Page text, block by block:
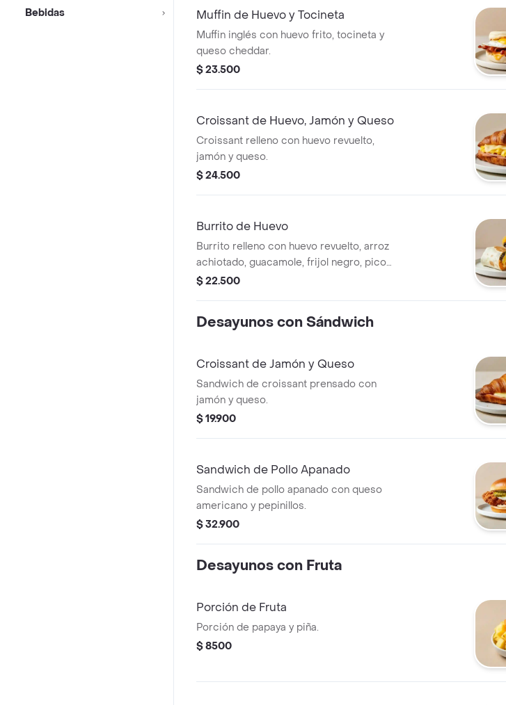
Bebidas Muffin de Huevo y Tocineta
Muffin inglés con huevo frito, tocineta y
queso cheddar.
$ 23.500
Croissant de Huevo, Jamón y Queso
Croissant relleno con huevo revuelto,
jamón y queso.
$ 24.500
Burrito de Huevo
Burrito relleno con huevo revuelto, arroz
achiotado, guacamole, frijol negro, pico
de gallo, queso y salsa verde.
$ 22.500
Desayunos con Sándwich
Croissant de Jamón y Queso
Sandwich de croissant prensado con
jamón y queso.
$ 19.900
Sandwich de Pollo Apanado
Sandwich de pollo apanado con queso
americano y pepinillos.
$ 32.900
Desayunos con Fruta
Porción de Fruta
Porción de papaya y piña.
$ 8500